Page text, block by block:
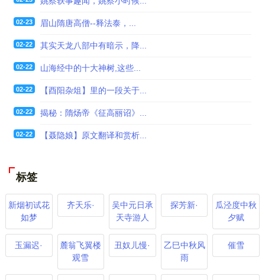
02-23 眉山隋唐高僧--释法泰，...
02-22 其实天龙八部中有暗示，降...
02-22 山海经中的十大神树,这些...
02-22 【酉阳杂俎】里的一段关于...
02-22 揭秘：隋炀帝《征高丽诏》...
02-22 【聂隐娘】原文翻译和赏析...
标签
新烟初试花
如梦
齐天乐·
吴中元日承
天寺游人
探芳新·
瓜泾度中秋
夕赋
玉漏迟·
麓翁飞翼楼
观雪
丑奴儿慢·
乙巳中秋风
雨
催雪